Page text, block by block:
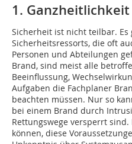
1. Ganzheitlichkeit
Sicherheit ist nicht teilbar.
Sicherheitsressorts, die oft
Personen und Abteilungen
Brand, sind meist alle
Beeinflussung,
Aufgaben die Fachplaner
beachten müssen. Nur so
bei einem Brand durch
Rettungswege versperrt
können, diese